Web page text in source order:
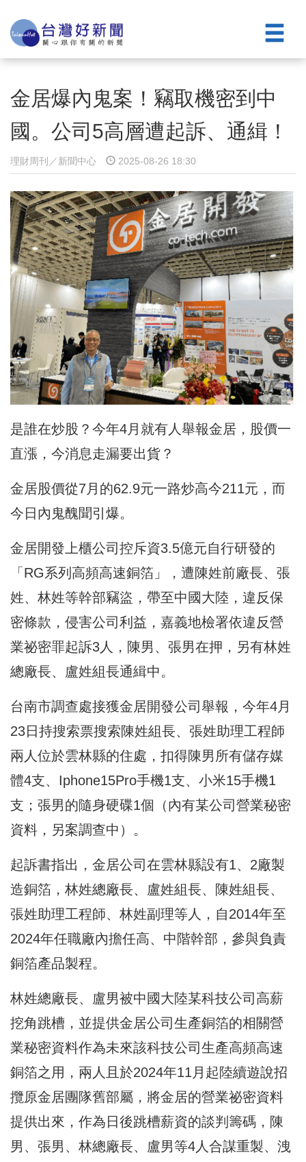
金居爆內鬼案！竊取機密到中
國。公司5高層遭起訴、通緝！
理財周刊／新聞中心 2025-08-26 18:30
是誰在炒股？今年4月就有人舉報金居，股價一
直漲，今消息走漏要出貨？
金居股價從7月的62.9元一路炒高今211元，而
今日內鬼醜聞引爆。
金居開發上櫃公司控斥資3.5億元自行研發的
「RG系列高頻高速銅箔」，遭陳姓前廠長、張
姓、林姓等幹部竊盜，帶至中國大陸，違反保
密條款，侵害公司利益，嘉義地檢署依違反營
業祕密罪起訴3人，陳男、張男在押，另有林姓
總廠長、盧姓組長通緝中。
台南市調查處接獲金居開發公司舉報，今年4月
23日持搜索票搜索陳姓組長、張姓助理工程師
兩人位於雲林縣的住處，扣得陳男所有儲存媒
體4支、Iphone15Pro手機1支、小米15手機1
支；張男的隨身硬碟1個（內有某公司營業秘密
資料，另案調查中）。
起訴書指出，金居公司在雲林縣設有1、2廠製
造銅箔，林姓總廠長、盧姓組長、陳姓組長、
張姓助理工程師、林姓副理等人，自2014年至
2024年任職廠內擔任高、中階幹部，參與負責
銅箔產品製程。
林姓總廠長、盧男被中國大陸某科技公司高薪
挖角跳槽，並提供金居公司生產銅箔的相關營
業秘密資料作為未來該科技公司生產高頻高速
銅箔之用，兩人且於2024年11月起陸續遊說招
攬原金居團隊舊部屬，將金居的營業祕密資料
提供出來，作為日後跳槽薪資的談判籌碼，陳
男、張男、林總廠長、盧男等4人合謀重製、洩